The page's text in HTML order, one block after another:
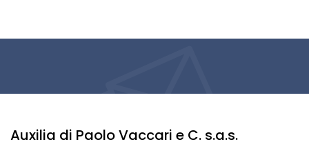
Auxilia di Paolo Vaccari e C. s.a.s.